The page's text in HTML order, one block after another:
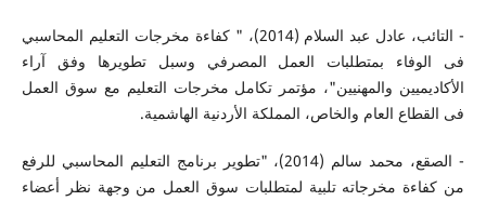
- التائب، عادل عبد السلام (2014)، " كفاءة مخرجات التعليم المحاسبي
فى الوفاء بمتطلبات العمل المصرفي وسبل تطويرها وفق آراء
الأكاديميين والمهنيين"، مؤتمر تكامل مخرجات التعليم مع سوق العمل
فى القطاع العام والخاص، المملكة الأردنية الهاشمية.
- الصقع، محمد سالم (2014)، "تطوير برنامج التعليم المحاسبي للرفع
من كفاءة مخرجاته تلبية لمتطلبات سوق العمل من وجهة نظر أعضاء